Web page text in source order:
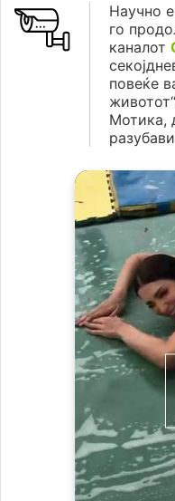
Научно
го
каналот
повеќе
Мотика,